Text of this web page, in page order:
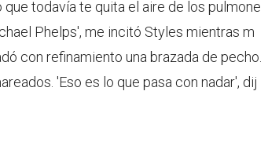
que todavía te quita el aire de los pulmone
Phelps', me incitó Styles mientras m
con refinamiento una brazada de pecho.
'Eso es lo que pasa con nadar', dij